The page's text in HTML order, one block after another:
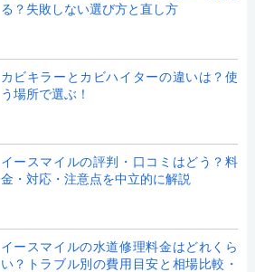
る？失敗しない選び方と直し方
カビキラーとカビハイターの違いは？使
う場所で選ぶ！
イースマイルの評判・口コミはどう？料
金・対応・注意点を中立的に解説
イースマイルの水道修理料金はどれくら
い？トラブル別の費用目安と相場比較・